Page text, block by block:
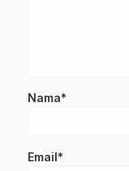
Nama*
Email*